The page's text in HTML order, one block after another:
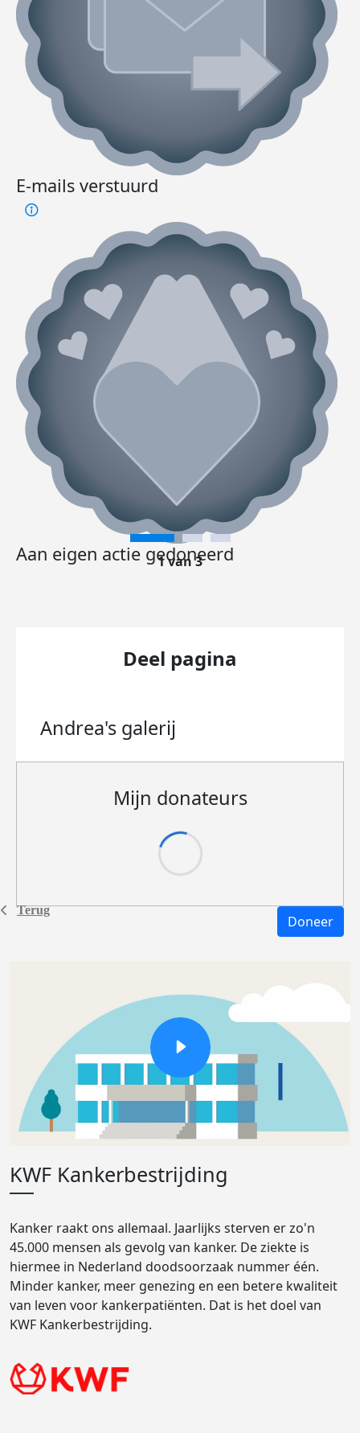
Terug
E-mails verstuurd
Aan eigen actie gedoneerd
1 van 3
Deel pagina
Andrea's galerij
Mijn donateurs
Doneer
KWF Kankerbestrijding
Kanker raakt ons allemaal. Jaarlijks sterven er zo'n
45.000 mensen als gevolg van kanker. De ziekte is
hiermee in Nederland doodsoorzaak nummer één.
Minder kanker, meer genezing en een betere kwaliteit
van leven voor kankerpatiënten. Dat is het doel van
KWF Kankerbestrijding.